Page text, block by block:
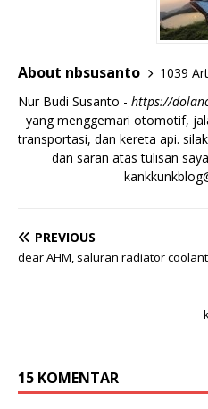
About nbsusanto
1039
Nur Budi Susanto - https://
yang menggemari otomotif,
transportasi, dan kereta api.
dan saran atas tulisan
PREVIOUS
dear AHM, saluran radiator
15 KOMENTAR